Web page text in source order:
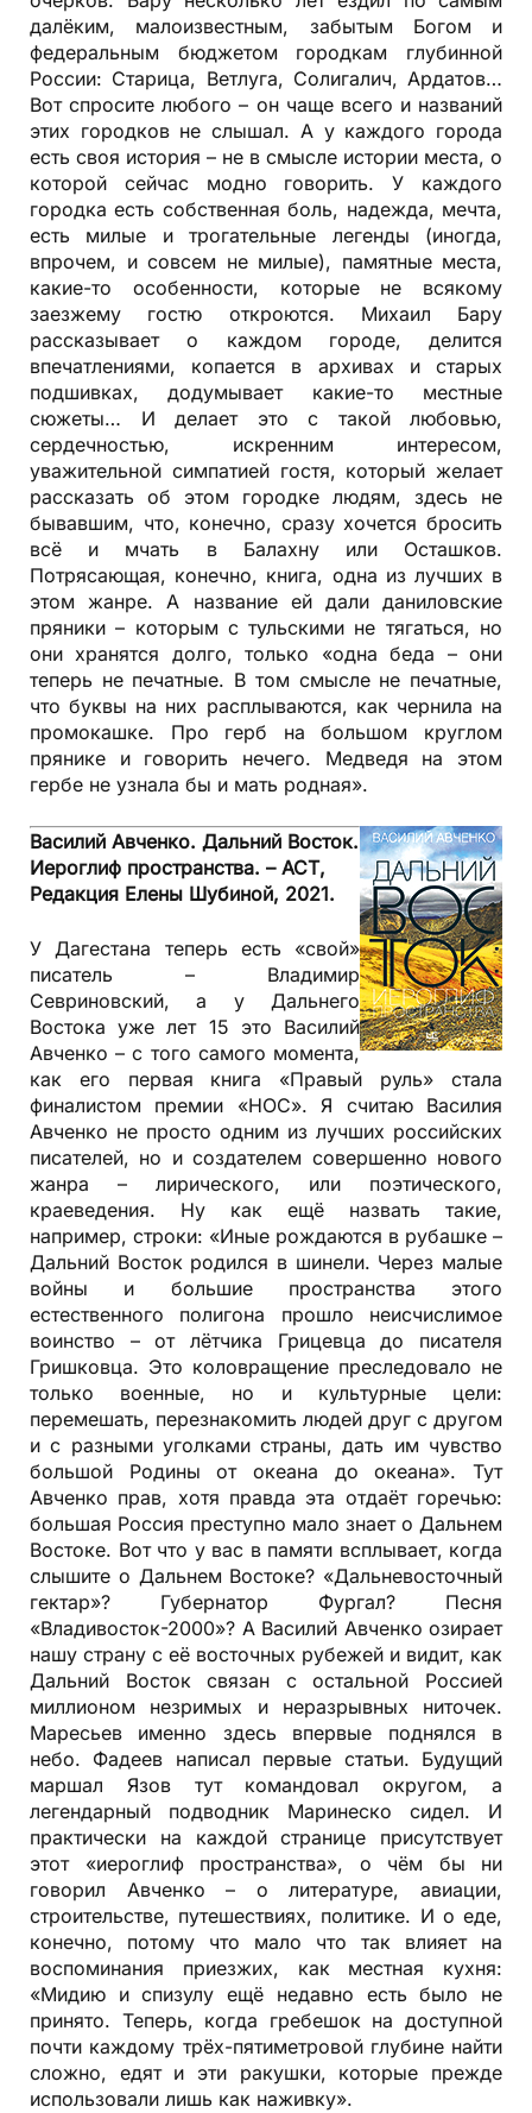
далёким, малоизвестным, забытым Богом и
федеральным бюджетом городкам глубинной
России: Старица, Ветлуга, Солигалич, Ардатов…
Вот спросите любого – он чаще всего и названий
этих городков не слышал. А у каждого города
есть своя история – не в смысле истории места, о
которой сейчас модно говорить. У каждого
городка есть собственная боль, надежда, мечта,
есть милые и трогательные легенды (иногда,
впрочем, и совсем не милые), памятные места,
какие-то особенности, которые не всякому
заезжему гостю откроются. Михаил Бару
рассказывает о каждом городе, делится
впечатлениями, копается в архивах и старых
подшивках, додумывает какие-то местные
сюжеты… И делает это с такой любовью,
сердечностью, искренним интересом,
уважительной симпатией гостя, который желает
рассказать об этом городке людям, здесь не
бывавшим, что, конечно, сразу хочется бросить
всё и мчать в Балахну или Осташков.
Потрясающая, конечно, книга, одна из лучших в
этом жанре. А название ей дали даниловские
пряники – которым с тульскими не тягаться, но
они хранятся долго, только «одна беда – они
теперь не печатные. В том смысле не печатные,
что буквы на них расплываются, как чернила на
промокашке. Про герб на большом круглом
прянике и говорить нечего. Медведя на этом
гербе не узнала бы и мать родная».
Василий Авченко. Дальний Восток.
Иероглиф пространства. – АСТ,
Редакция Елены Шубиной, 2021.
У Дагестана теперь есть «свой»
писатель – Владимир
Севриновский, а у Дальнего
Востока уже лет 15 это Василий
Авченко – с того самого момента,
как его первая книга «Правый руль» стала
финалистом премии «НОС». Я считаю Василия
Авченко не просто одним из лучших российских
писателей, но и создателем совершенно нового
жанра – лирического, или поэтического,
краеведения. Ну как ещё назвать такие,
например, строки: «Иные рождаются в рубашке –
Дальний Восток родился в шинели. Через малые
войны и большие пространства этого
естественного полигона прошло неисчислимое
воинство – от лётчика Грицевца до писателя
Гришковца. Это коловращение преследовало не
только военные, но и культурные цели:
перемешать, перезнакомить людей друг с другом
и с разными уголками страны, дать им чувство
большой Родины от океана до океана». Тут
Авченко прав, хотя правда эта отдаёт горечью:
большая Россия преступно мало знает о Дальнем
Востоке. Вот что у вас в памяти всплывает, когда
слышите о Дальнем Востоке? «Дальневосточный
гектар»? Губернатор Фургал? Песня
«Владивосток-2000»? А Василий Авченко озирает
нашу страну с её восточных рубежей и видит, как
Дальний Восток связан с остальной Россией
миллионом незримых и неразрывных ниточек.
Маресьев именно здесь впервые поднялся в
небо. Фадеев написал первые статьи. Будущий
маршал Язов тут командовал округом, а
легендарный подводник Маринеско сидел. И
практически на каждой странице присутствует
этот «иероглиф пространства», о чём бы ни
говорил Авченко – о литературе, авиации,
строительстве, путешествиях, политике. И о еде,
конечно, потому что мало что так влияет на
воспоминания приезжих, как местная кухня:
«Мидию и спизулу ещё недавно есть было не
принято. Теперь, когда гребешок на доступной
почти каждому трёх-пятиметровой глубине найти
сложно, едят и эти ракушки, которые прежде
использовали лишь как наживку».